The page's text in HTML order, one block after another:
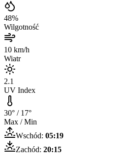
48%
Wilgotność
10 km/h
Wiatr
2.1
UV Index
30° / 17°
Max / Min
Wschód: 05:19
Zachód: 20:15